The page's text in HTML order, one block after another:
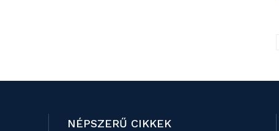
NÉPSZERŰ CIKKEK